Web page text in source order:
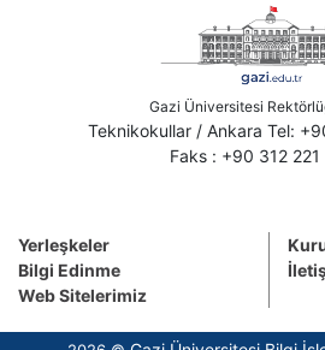
Gazi Üniversitesi
Teknikokullar / Ankara Tel:
Faks : +90 312
Yerleşkeler
Bilgi Edinme
Web Sitelerimiz